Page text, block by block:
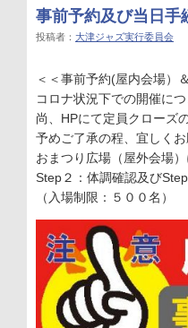
事前予約及び当日手
投稿者： 大津ジャズ実行委員会
＜＜事前予約(屋内会場）
コロナ状況下での開催に
尚、HPにて定員クローズ
予めご了承の程、宜しくお
おまつり広場（屋外会場
Step２：体調確認及び
（入場制限：５００名）